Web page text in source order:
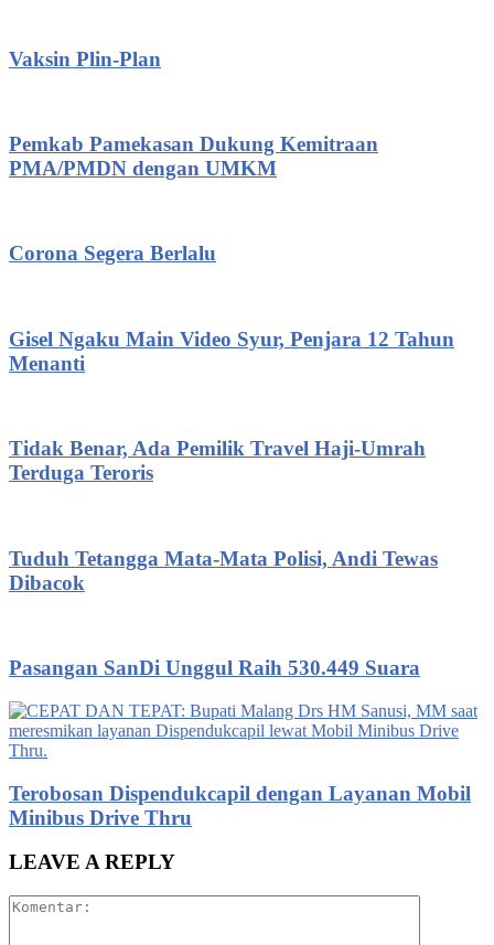
Vaksin Plin-Plan
Pemkab Pamekasan Dukung Kemitraan
PMA/PMDN dengan UMKM
Corona Segera Berlalu
Gisel Ngaku Main Video Syur, Penjara 12 Tahun
Menanti
Tidak Benar, Ada Pemilik Travel Haji-Umrah
Terduga Teroris
Tuduh Tetangga Mata-Mata Polisi, Andi Tewas
Dibacok
Pasangan SanDi Unggul Raih 530.449 Suara
Terobosan Dispendukcapil dengan Layanan Mobil
Minibus Drive Thru
LEAVE A REPLY